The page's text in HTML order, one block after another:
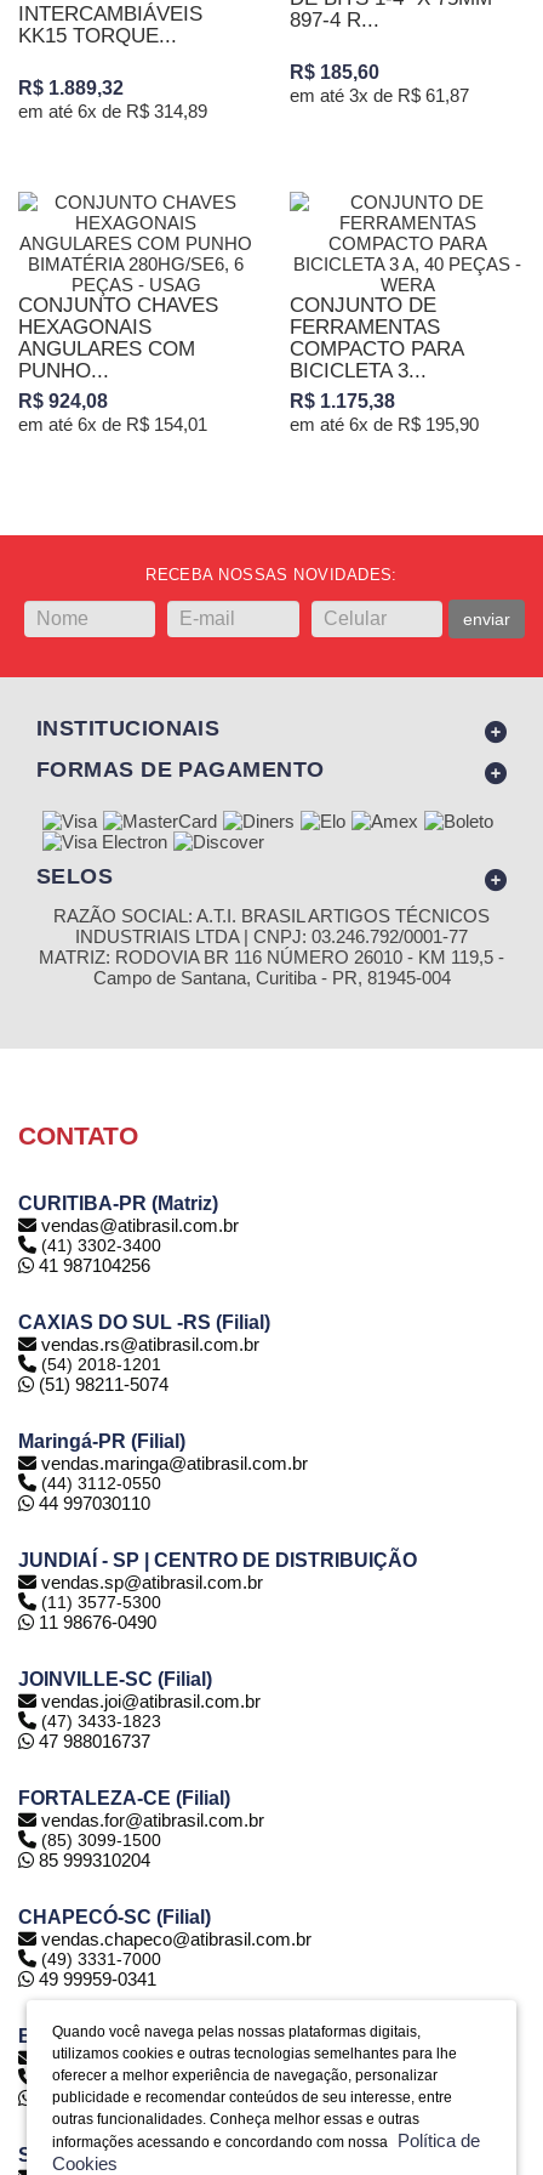
Quando você navega pelas nossas plataformas digitais,
utilizamos cookies e outras tecnologias semelhantes para lhe
oferecer a melhor experiência de navegação, personalizar
publicidade e recomendar conteúdos de seu interesse, entre
outras funcionalidades. Conheça melhor essas e outras
informações acessando e concordando com nossa
Política de
Cookies
INTERCAMBIÁVEIS
KK15 TORQUE...
R$ 1.889,32
em até 6x de R$ 314,89
897-4 R...
R$ 185,60
em até 3x de R$ 61,87
CONJUNTO CHAVES
HEXAGONAIS
ANGULARES COM
PUNHO...
R$ 924,08
em até 6x de R$ 154,01
CONJUNTO DE
FERRAMENTAS
COMPACTO PARA
BICICLETA 3...
R$ 1.175,38
em até 6x de R$ 195,90
RECEBA NOSSAS NOVIDADES:
enviar
INSTITUCIONAIS
FORMAS DE PAGAMENTO
SELOS
RAZÃO SOCIAL: A.T.I. BRASIL ARTIGOS TÉCNICOS
INDUSTRIAIS LTDA | CNPJ: 03.246.792/0001-77
MATRIZ: RODOVIA BR 116 NÚMERO 26010 - KM 119,5 -
Campo de Santana, Curitiba - PR, 81945-004
CONTATO
CURITIBA-PR (Matriz)
vendas@atibrasil.com.br
(41) 3302-3400
41 987104256
CAXIAS DO SUL -RS (Filial)
vendas.rs@atibrasil.com.br
(54) 2018-1201
(51) 98211-5074
Maringá-PR (Filial)
vendas.maringa@atibrasil.com.br
(44) 3112-0550
44 997030110
JUNDIAÍ - SP | CENTRO DE DISTRIBUIÇÃO
vendas.sp@atibrasil.com.br
(11) 3577-5300
11 98676-0490
JOINVILLE-SC (Filial)
vendas.joi@atibrasil.com.br
(47) 3433-1823
47 988016737
FORTALEZA-CE (Filial)
vendas.for@atibrasil.com.br
(85) 3099-1500
85 999310204
CHAPECÓ-SC (Filial)
vendas.chapeco@atibrasil.com.br
(49) 3331-7000
49 99959-0341
BELO HORIZONTE-MG (Filial)
vendas.bh@atibrasil.com.br
(31) 2516-6974
31 992890773
SERRA-ES (Filial)